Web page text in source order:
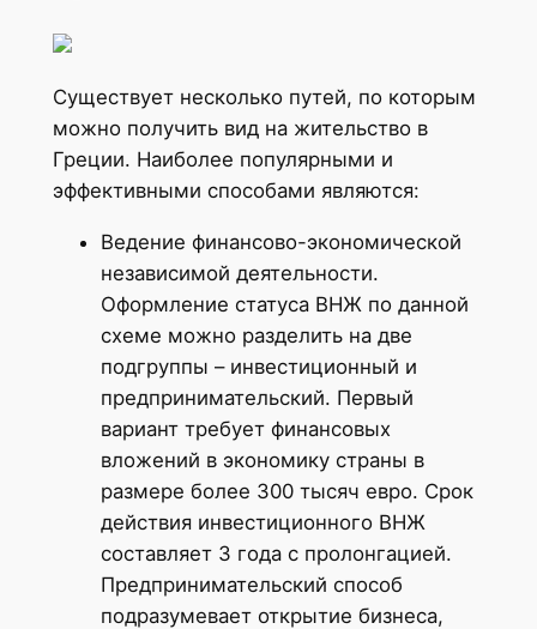
Существует несколько путей, по которым
можно получить вид на жительство в
Греции. Наиболее популярными и
эффективными способами являются:
Ведение финансово-экономической
независимой деятельности.
Оформление статуса ВНЖ по данной
схеме можно разделить на две
подгруппы – инвестиционный и
предпринимательский. Первый
вариант требует финансовых
вложений в экономику страны в
размере более 300 тысяч евро. Срок
действия инвестиционного ВНЖ
составляет 3 года с пролонгацией.
Предпринимательский способ
подразумевает открытие бизнеса,